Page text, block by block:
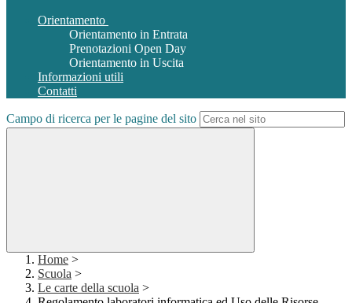
Orientamento
Orientamento in Entrata
Prenotazioni Open Day
Orientamento in Uscita
Informazioni utili
Contatti
Campo di ricerca per le pagine del sito
Home >
Scuola >
Le carte della scuola >